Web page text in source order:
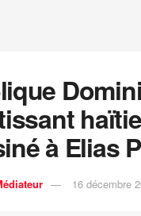
à Elias
16 décembre